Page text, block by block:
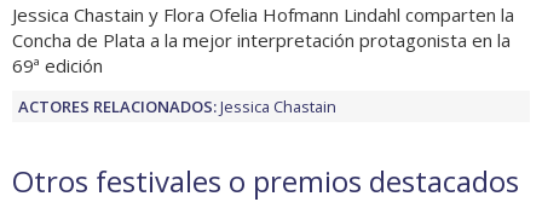
Jessica Chastain y Flora Ofelia Hofmann Lindahl comparten la
Concha de Plata a la mejor interpretación protagonista en la
69ª edición
ACTORES RELACIONADOS:Jessica Chastain
Otros festivales o premios destacados